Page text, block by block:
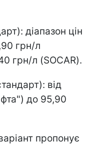
діапазон цін
грн/л
грн/л (SOCAR).
від
до 95,90
пропонує